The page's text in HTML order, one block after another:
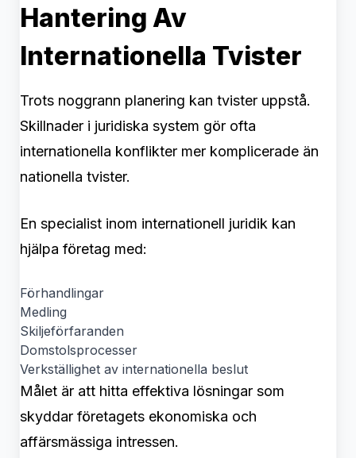
Hantering Av
Internationella Tvister
Trots noggrann planering kan tvister uppstå.
Skillnader i juridiska system gör ofta
internationella konflikter mer komplicerade än
nationella tvister.
En specialist inom internationell juridik kan
hjälpa företag med:
Förhandlingar
Medling
Skiljeförfaranden
Domstolsprocesser
Verkställighet av internationella beslut
Målet är att hitta effektiva lösningar som
skyddar företagets ekonomiska och
affärsmässiga intressen.